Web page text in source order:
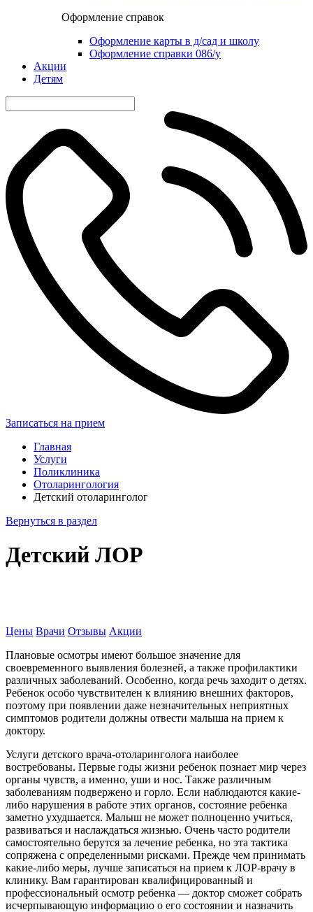
Оформление справок
Оформление карты в д/сад и школу
Оформление справки 086/у
Акции
Детям
Записаться на прием
Главная
Услуги
Поликлиника
Отоларингология
Детский отоларинголог
Вернуться в раздел
Детский ЛОР
Цены Врачи Отзывы Акции
Плановые осмотры имеют большое значение для
своевременного выявления болезней, а также профилактики
различных заболеваний. Особенно, когда речь заходит о детях.
Ребенок особо чувствителен к влиянию внешних факторов,
поэтому при появлении даже незначительных неприятных
симптомов родители должны отвести малыша на прием к
доктору.
Услуги детского врача-отоларинголога наиболее
востребованы. Первые годы жизни ребенок познает мир через
органы чувств, а именно, уши и нос. Также различным
заболеваниям подвержено и горло. Если наблюдаются какие-
либо нарушения в работе этих органов, состояние ребенка
заметно ухудшается. Малыш не может полноценно учиться,
развиваться и наслаждаться жизнью. Очень часто родители
самостоятельно берутся за лечение ребенка, но эта тактика
сопряжена с определенными рисками. Прежде чем принимать
какие-либо меры, лучше записаться на прием к ЛОР-врачу в
клинику. Вам гарантирован квалифицированный и
профессиональный осмотр ребенка — доктор сможет собрать
исчерпывающую информацию о его состоянии и назначить